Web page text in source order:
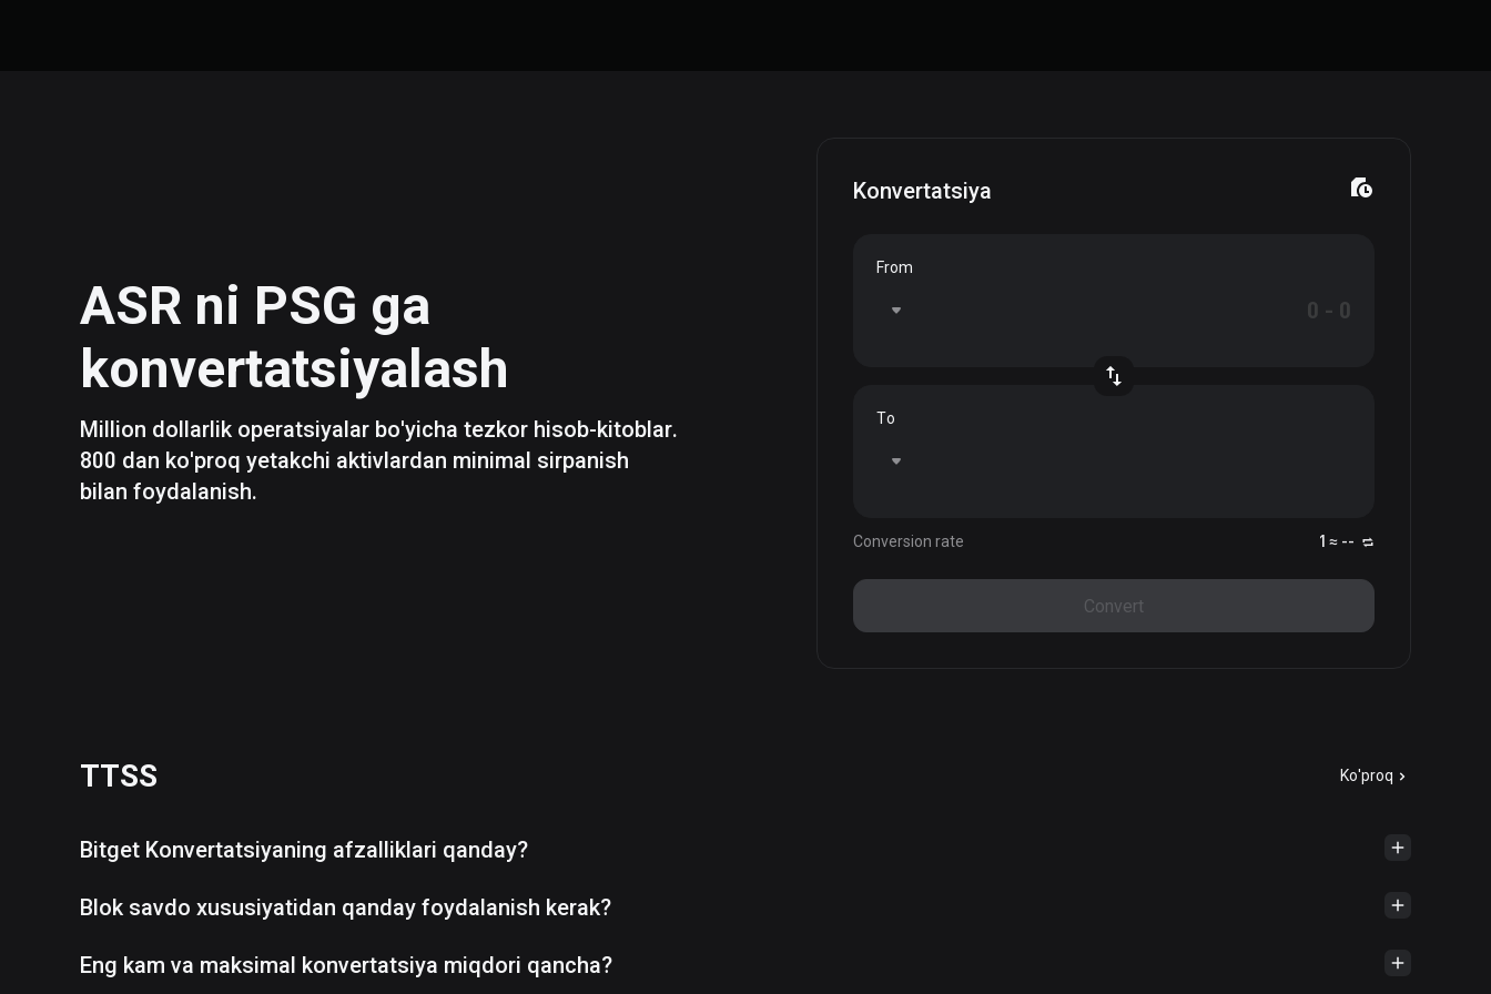
ASR ni PSG ga
konvertatsiyalash
Million dollarlik operatsiyalar bo'yicha tezkor hisob-kitoblar.
800 dan ko'proq yetakchi aktivlardan minimal sirpanish
bilan foydalanish.
Konvertatsiya
From
To
Conversion rate 1 ≈ --
Convert
TTSS Ko'proq
Bitget Konvertatsiyaning afzalliklari qanday?
Blok savdo xususiyatidan qanday foydalanish kerak?
Eng kam va maksimal konvertatsiya miqdori qancha?